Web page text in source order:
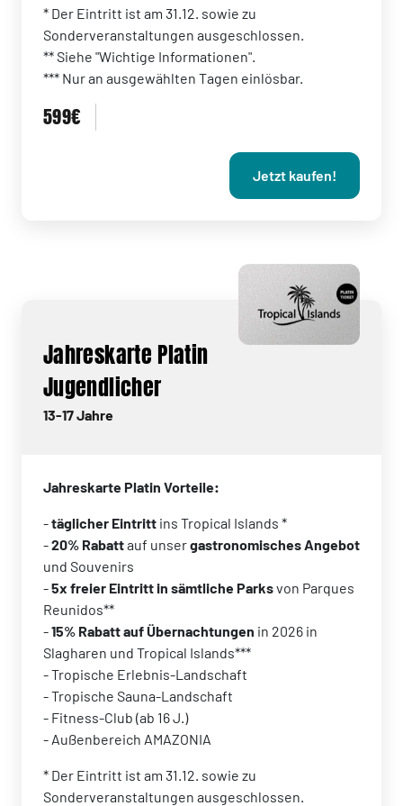
* Der Eintritt ist am 31.12. sowie zu
Sonderveranstaltungen ausgeschlossen.
** Siehe "Wichtige Informationen".
*** Nur an ausgewählten Tagen einlösbar.
599€
Jetzt kaufen!
Jahreskarte Platin
Jugendlicher
13-17 Jahre
Jahreskarte Platin Vorteile:
-täglicher Eintritt ins Tropical Islands *
-20% Rabattauf unsergastronomisches Angebot
und Souvenirs
-5x freier Eintritt in sämtliche Parksvon Parques
Reunidos**
-15% Rabatt auf Übernachtungen in 2026 in
Slagharen und Tropical Islands***
- Tropische Erlebnis-Landschaft
- Tropische Sauna-Landschaft
- Fitness-Club (ab 16 J.)
- Außenbereich AMAZONIA
* Der Eintritt ist am 31.12. sowie zu
Sonderveranstaltungen ausgeschlossen.